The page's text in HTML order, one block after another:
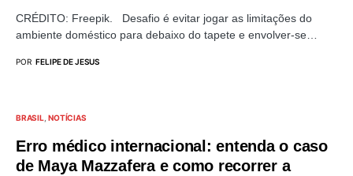
CRÉDITO: Freepik. Desafio é evitar jogar as limitações do
ambiente doméstico para debaixo do tapete e envolver-se…
POR FELIPE DE JESUS
BRASIL NOTÍCIAS
Erro médico internacional: entenda o caso
de Maya Mazzafera e como recorrer a